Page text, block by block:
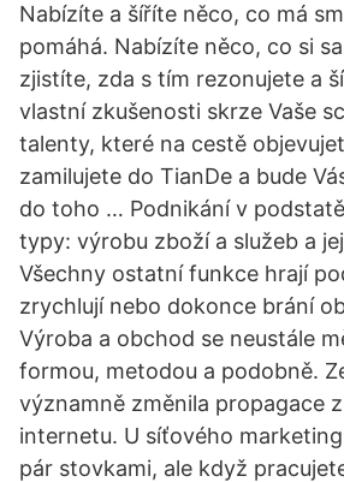
Nabízíte a šíříte něco, co má
pomáhá. Nabízíte něco, co si
zjistíte, zda s tím rezonujete a
vlastní zkušenosti skrze Vaše
talenty, které na cestě
zamilujete do TianDe a bude
do toho … Podnikání v
typy: výrobu zboží a služeb a
Všechny ostatní funkce hrají
zrychlují nebo dokonce brání
Výroba a obchod se neustále
formou, metodou a podobně.
významně změnila propagace
internetu. U síťového
pár stovkami, ale když